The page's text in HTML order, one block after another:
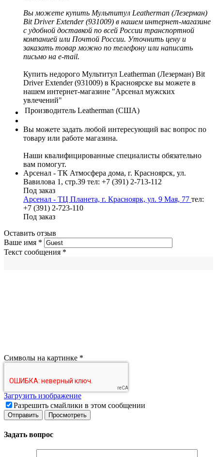
Вы можете купить Мультитул Leatherman (Лезерман)
Bit Driver Extender (931009) в нашем интернет-магазине
с удобной доставкой по всей России транспортной
компанией или Почтой России. Уточнить цену и
заказать товар можно по телефону или написать
письмо на e-mail.
Купить недорого Мультитул Leatherman (Лезерман) Bit
Driver Extender (931009) в Красноярске вы можете в
нашем интернет-магазине "Арсенал мужских
увлечений"
Производитель Leatherman (США)
Вы можете задать любой интересующий вас вопрос по
товару или работе магазина.
Наши квалифицированные специалисты обязательно
вам помогут.
Арсенал - ТК Атмосфера дома, г. Красноярск, ул.
Вавилова 1, стр.39 тел: +7 (391) 2-713-112
Под заказ
Арсенал - ТЦ Планета, г. Красноярк, ул. 9 Мая, 77 тел:
+7 (391) 2-723-110
Под заказ
Оставить отзыв
Ваше имя *
Текст сообщения *
Символы на картинке *
Загрузить изображение
Разрешить смайлики в этом сообщении
Задать вопрос